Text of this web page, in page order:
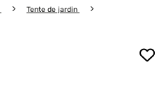
Tente de jardin